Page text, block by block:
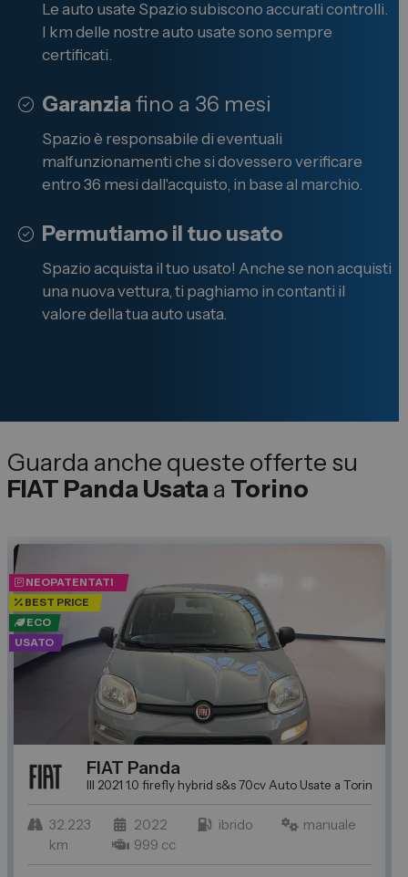
Le auto usate Spazio subiscono accurati controlli.
I km delle nostre auto usate sono sempre
certificati.
Garanziafino a 36 mesi
Spazio è responsabile di eventuali
malfunzionamenti che si dovessero verificare
entro 36 mesi dall'acquisto, in base al marchio.
Permutiamo il tuo usato
Spazio acquista il tuo usato! Anche se non acquisti
una nuova vettura, ti paghiamo in contanti il
valore della tua auto usata.
Guarda anche queste offerte su
FIAT Panda Usataa Torino
a Torino: Trova l'auto usata perfetta per Te da Spazio
NEOPATENTATI
BEST PRICE
ECO
USATO
FIAT Panda
III 2021 1.0 firefly hybrid s&s 70cv Auto Usate a Torino:
32.223
km
2022 ibrido
manuale
999 cc